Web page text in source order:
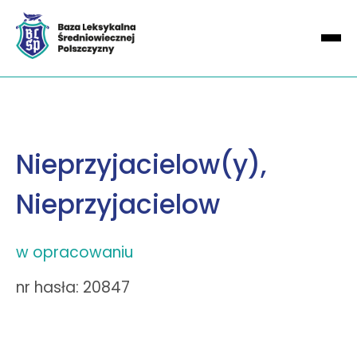
Nieprzyjacielow(y),
Nieprzyjacielow
w opracowaniu
nr hasła: 20847